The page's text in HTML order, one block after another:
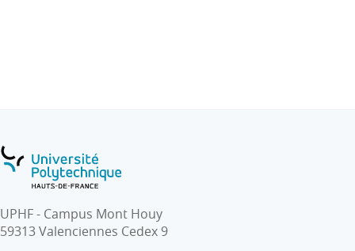
UPHF - Campus Mont Houy
59313 Valenciennes Cedex 9